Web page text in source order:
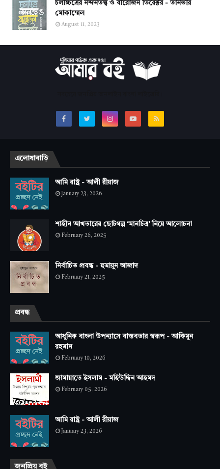
চলচ্চিত্রের নন্দনতত্ত্ব ও বারোজন ডিরেক্টর - তানভীর
মোকাম্মেল
August 11, 2023
এলোধাবাড়ি
আমি রাষ্ট্র - আলী রীয়াজ
January 23, 2026
শাহীন আখতারের ছোটগল্প ‘মানচিত্র’ নিয়ে আলোচনা
February 26, 2025
নির্বাচিত প্রবন্ধ - হুমায়ুন আজাদ
February 21, 2025
প্রবন্ধ
আধুনিক বাংলা উপন্যাসে বাস্তবতার স্বরূপ - আকিমুন
রহমান
February 10, 2026
জামায়াতে ইসলাম - মহিউদ্দিন আহমদ
February 05, 2026
আমি রাষ্ট্র - আলী রীয়াজ
January 23, 2026
জনপ্রিয় বই